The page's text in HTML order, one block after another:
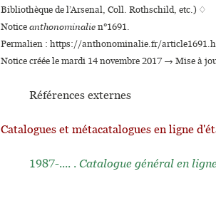
Bibliothèque de l’Arsenal, Coll. Rothschild, etc.) ♢
Noticeanthonominalien°1691.
Permalien : https://anthonominalie.fr/
Notice créée le mardi 14 novembre 2017 → Mise à
Références externes
Catalogues et métacatalogues en ligne
1987-.... . Catalogue général en